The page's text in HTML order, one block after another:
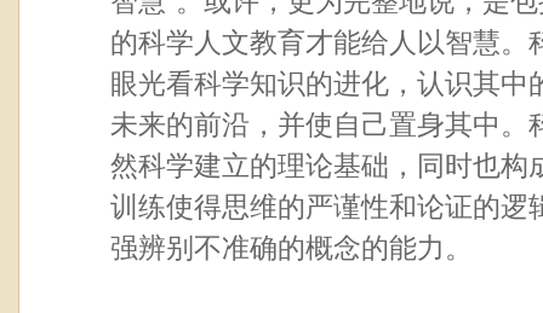
的科学人文教育才能给人以智慧
眼光看科学知识的进化，认识其
未来的前沿，并使自己置身其中
然科学建立的理论基础，同时也
训练使得思维的严谨性和论证的
强辨别不准确的概念的能力。